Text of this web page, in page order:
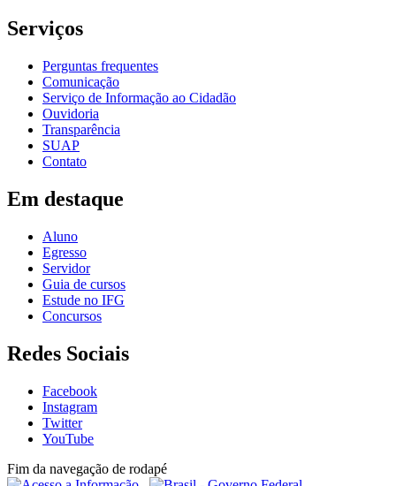
Serviços
Perguntas frequentes
Comunicação
Serviço de Informação ao Cidadão
Ouvidoria
Transparência
SUAP
Contato
Em destaque
Aluno
Egresso
Servidor
Guia de cursos
Estude no IFG
Concursos
Redes Sociais
Facebook
Instagram
Twitter
YouTube
Fim da navegação de rodapé